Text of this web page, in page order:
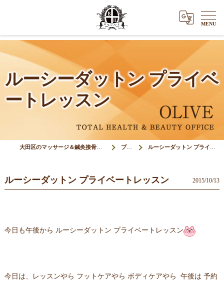
ルーシーダットン プライベ
ートレッスン
大田区のマッサージ＆鍼灸接骨院オリーブ(Olive) ブログ ルーシーダットン プライベートレッスン
ルーシーダットン プライベートレッスン 2015/10/13
今日も午後から ルーシーダットン プライベートレッスン
今日は、レッスンやら フットケアやら ボディケアやら 午後は 予約